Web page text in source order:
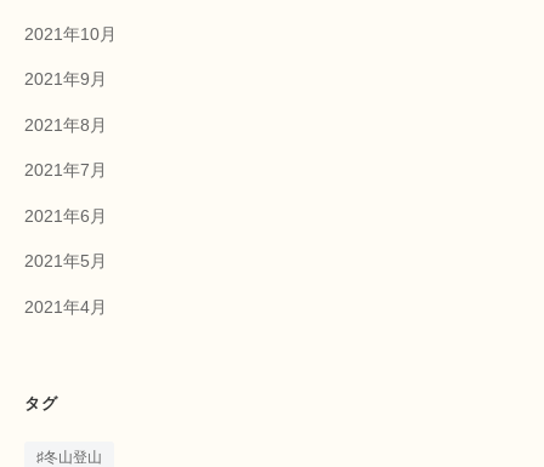
2021年10月
2021年9月
2021年8月
2021年7月
2021年6月
2021年5月
2021年4月
タグ
♯冬山登山